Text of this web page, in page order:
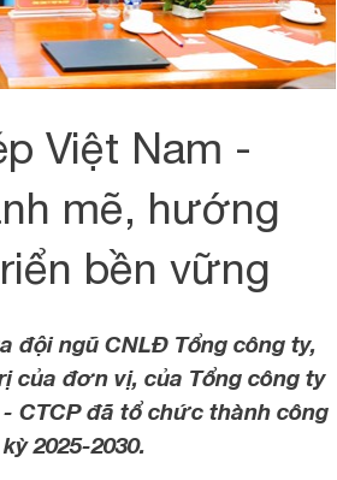
Việt Nam -
mẽ, hướng
bền vững
đội ngũ CNLĐ Tổng công ty,
của đơn vị, của Tổng công ty
CTCP đã tổ chức thành công
2025-2030.